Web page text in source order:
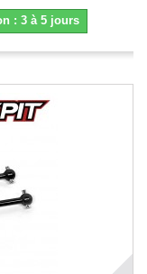
: 3 à 5 jours